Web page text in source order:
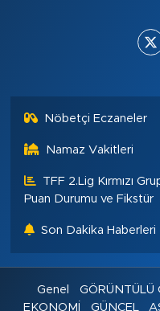
Nöbetçi Eczaneler
Namaz Vakitleri
TFF 2.Lig Kırmızı
Puan Durumu ve Fikstür
Son Dakika Haberleri
Genel GÖRÜNTÜLÜ
EKONOMİ
GÜNCEL